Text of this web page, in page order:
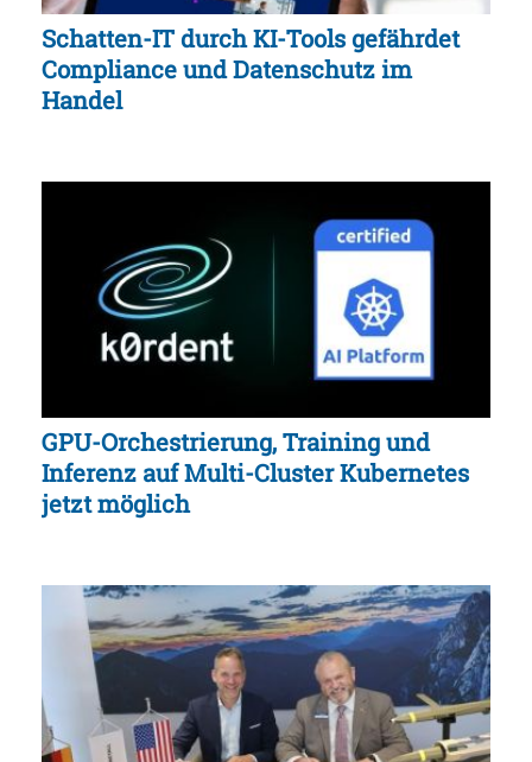
Schatten-IT durch KI-Tools gefährdet
Compliance und Datenschutz im
Handel
GPU-Orchestrierung, Training und
Inferenz auf Multi-Cluster Kubernetes
jetzt möglich